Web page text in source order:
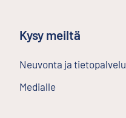
Kysy meiltä
Neuvonta ja tietopalvelu
Medialle